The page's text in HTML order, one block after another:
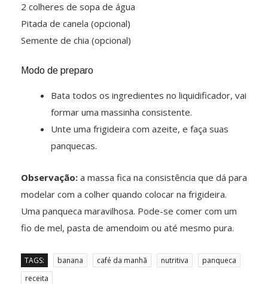
2 colheres de sopa de água
Pitada de canela (opcional)
Semente de chia (opcional)
Modo de preparo
Bata todos os ingredientes no liquidificador, vai
formar uma massinha consistente.
Unte uma frigideira com azeite, e faça suas
panquecas.
Observação: a massa fica na consistência que dá para
modelar com a colher quando colocar na frigideira.
Uma panqueca maravilhosa. Pode-se comer com um
fio de mel, pasta de amendoim ou até mesmo pura.
TAGS: banana café da manhã nutritiva
panqueca
receita